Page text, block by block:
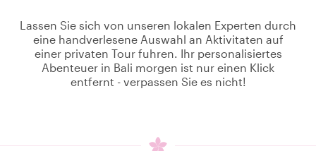
Lassen Sie sich von unseren lokalen Experten durch
eine handverlesene Auswahl an Aktivitaten auf
einer privaten Tour fuhren. Ihr personalisiertes
Abenteuer in Bali morgen ist nur einen Klick
entfernt - verpassen Sie es nicht!